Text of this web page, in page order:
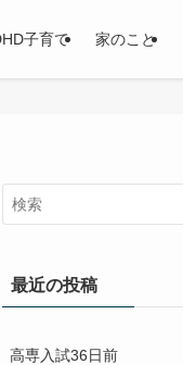
子育て 家のこと
最近の投稿
高専入試36日前